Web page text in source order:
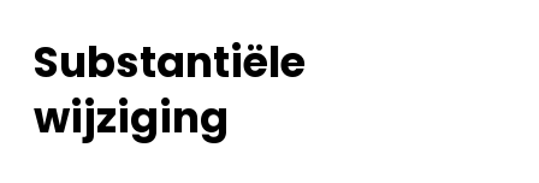
Substantiële
wijziging